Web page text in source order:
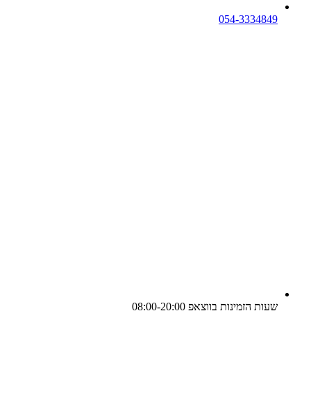
054-3334849
שעות הזמינות בווצאפ 08:00-20:00